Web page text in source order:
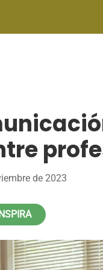
de 2023